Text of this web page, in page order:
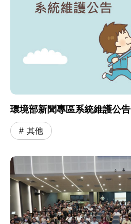
環境部新聞專區系統維護公告
其他